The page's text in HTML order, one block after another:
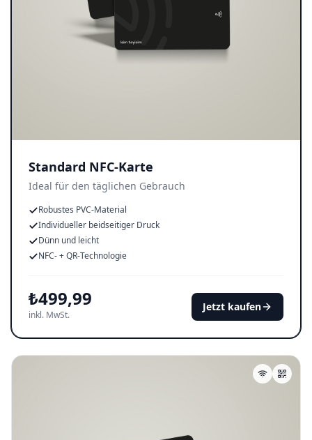
Standard NFC-Karte
Ideal für den täglichen Gebrauch
Robustes PVC-Material
Individueller beidseitiger Druck
Dünn und leicht
NFC- + QR-Technologie
₺499,99
inkl. MwSt.
Jetzt kaufen